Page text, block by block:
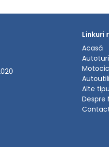
Linkuri
Acasă
Alte
Despre